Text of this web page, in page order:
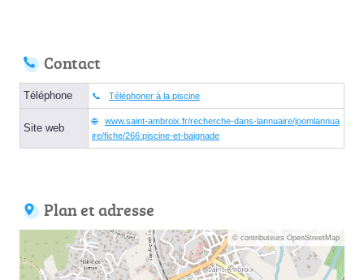
Contact
Téléphone Téléphoner à la piscine
Site web
www.saint-ambroix.fr/recherche-dans-lannuaire/joomlannua
ire/fiche/266:piscine-et-baignade
Plan et adresse
© contributeurs OpenStreetMap